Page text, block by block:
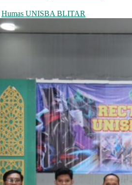
Humas UNISBA BLITAR